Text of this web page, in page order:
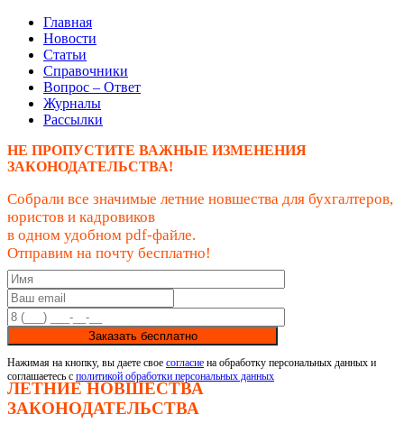
Главная
Новости
Статьи
Справочники
Вопрос – Ответ
Журналы
Рассылки
НЕ ПРОПУСТИТЕ ВАЖНЫЕ ИЗМЕНЕНИЯ
ЗАКОНОДАТЕЛЬСТВА!
Собрали все значимые летние новшества для бухгалтеров,
юристов и кадровиков
в одном удобном pdf-файле.
Отправим на почту бесплатно!
Заказать бесплатно
Нажимая на кнопку, вы даете свое согласие на обработку персональных данных и
соглашаетесь с политикой обработки персональных данных
ЛЕТНИЕ НОВШЕСТВА
ЗАКОНОДАТЕЛЬСТВА